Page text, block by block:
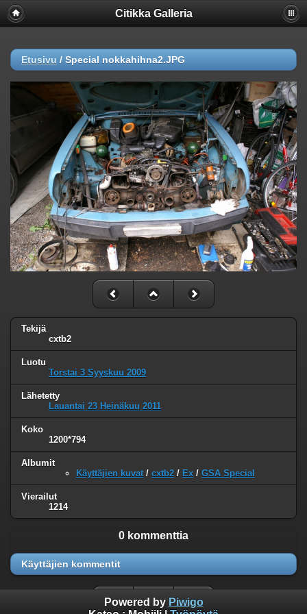
Citikka Galleria
Etusivu / Special nokkahihna2.JPG
Tekijä
cxtb2
Luotu
Torstai 3 Syyskuu 2009
Lähetetty
Lauantai 23 Heinäkuu 2011
Koko
1200*794
Albumit
Käyttäjien kuvat / cxtb2 / Ex / GSA Special
Vierailut
1214
0 kommenttia
Käyttäjien kommentit
Powered by Piwigo